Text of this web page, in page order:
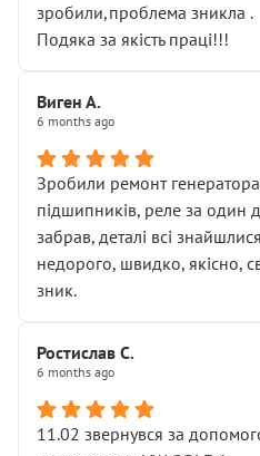
зробили,проблема зникла .
Подяка за якість праці!!!
Виген А.
6 months ago
Зробили ремонт
підшипників, реле за один
забрав, деталі всі
недорого, швидко, якісно,
зник.
Ростислав С.
6 months ago
11.02 звернувся за